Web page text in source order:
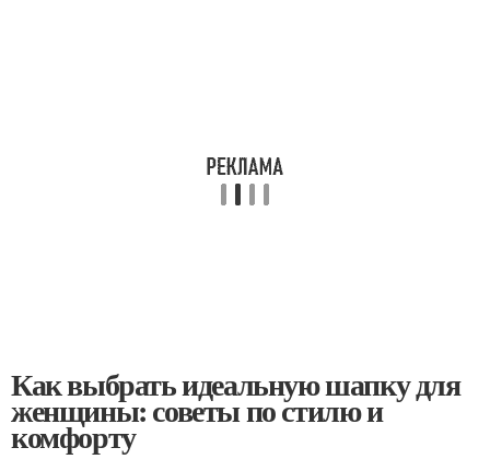
Как выбрать идеальную шапку для
женщины: советы по стилю и
комфорту